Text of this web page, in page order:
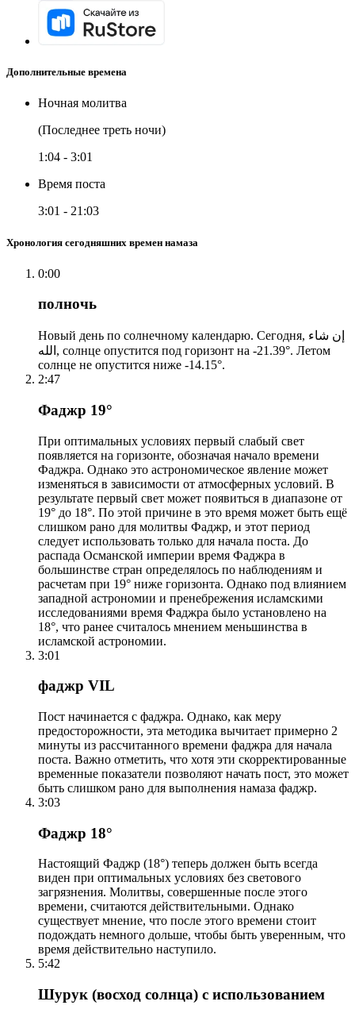
Дополнительные времена
Ночная молитва
(Последнее треть ночи)
1:04 - 3:01
Время поста
3:01 - 21:03
Хронология сегодняшних времен намаза
0:00
полночь
Новый день по солнечному календарю. Сегодня, إن شاء
الله, солнце опустится под горизонт на -21.39°. Летом
солнце не опустится ниже -14.15°.
2:47
Фаджр 19°
При оптимальных условиях первый слабый свет
появляется на горизонте, обозначая начало времени
Фаджра. Однако это астрономическое явление может
изменяться в зависимости от атмосферных условий. В
результате первый свет может появиться в диапазоне от
19° до 18°. По этой причине в это время может быть ещё
слишком рано для молитвы Фаджр, и этот период
следует использовать только для начала поста. До
распада Османской империи время Фаджра в
большинстве стран определялось по наблюдениям и
расчетам при 19° ниже горизонта. Однако под влиянием
западной астрономии и пренебрежения исламскими
исследованиями время Фаджра было установлено на
18°, что ранее считалось мнением меньшинства в
исламской астрономии.
3:01
фаджр VIL
Пост начинается с фаджра. Однако, как меру
предосторожности, эта методика вычитает примерно 2
минуты из рассчитанного времени фаджра для начала
поста. Важно отметить, что хотя эти скорректированные
временные показатели позволяют начать пост, это может
быть слишком рано для выполнения намаза фаджр.
3:03
Фаджр 18°
Настоящий Фаджр (18°) теперь должен быть всегда
виден при оптимальных условиях без светового
загрязнения. Молитвы, совершенные после этого
времени, считаются действительными. Однако
существует мнение, что после этого времени стоит
подождать немного дольше, чтобы быть уверенным, что
время действительно наступило.
5:42
Шурук (восход солнца) с использованием